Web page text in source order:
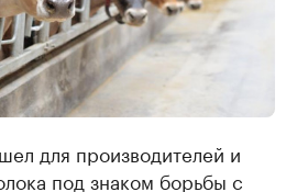
для производителей и
под знаком борьбы с